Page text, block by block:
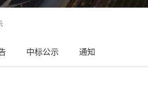
中标公示 通知